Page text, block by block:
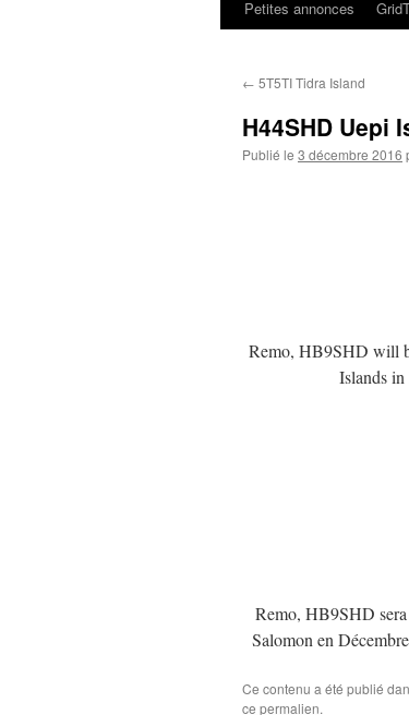
Petites annonces
← 5T5TI Tidra Island
H44SHD Uepi
Publié le 3 décembre 2016
Remo, HB9SHD will
Islands
Remo, HB9SHD
Salomon en
Ce contenu a été publié
ce permalien.